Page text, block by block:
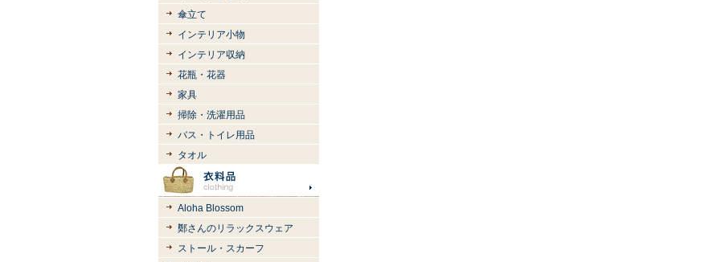
傘立て
インテリア小物
インテリア収納
花瓶・花器
家具
掃除・洗濯用品
バス・トイレ用品
タオル
Aloha Blossom
鄭さんのリラックスウェア
ストール・スカーフ